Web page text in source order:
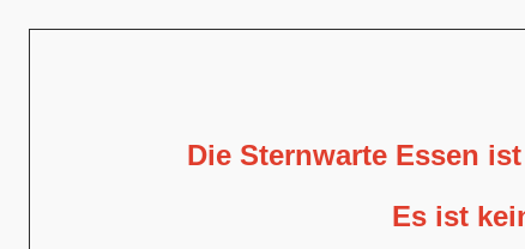
Die Sternwarte Essen
Es ist